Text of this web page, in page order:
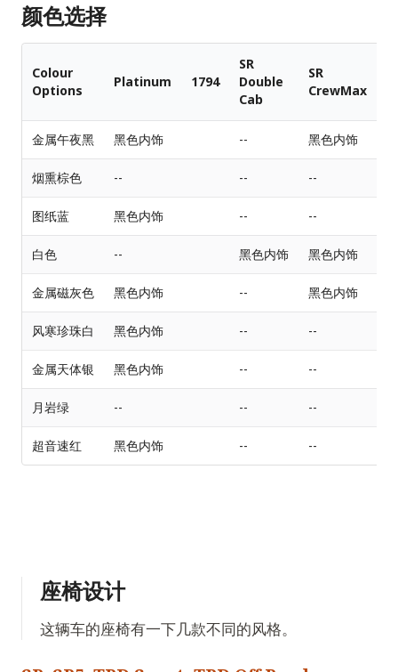
颜色选择
Colour
Options
Platinum 1794
SR
Double
Cab
SR
CrewMax
金属午夜黑 黑色内饰 -- 黑色内饰
烟熏棕色 -- -- --
图纸蓝 黑色内饰 -- --
白色 -- 黑色内饰 黑色内饰
金属磁灰色 黑色内饰 -- 黑色内饰
风寒珍珠白 黑色内饰 -- --
金属天体银 黑色内饰 -- --
月岩绿 -- -- --
超音速红 黑色内饰 -- --
座椅设计
这辆车的座椅有一下几款不同的风格。